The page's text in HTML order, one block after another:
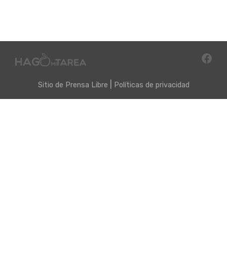
Sitio de Prensa Libre Políticas de privacidad